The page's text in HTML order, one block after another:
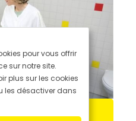
VAPEUR
pour vous offrir
sur notre site.
plus sur les cookies
les désactiver dans